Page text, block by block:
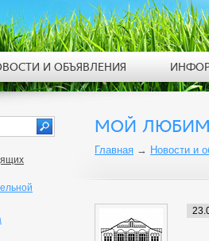
МОЙ
Главная → Новости и
И ОБЪЯВЛЕНИЯ